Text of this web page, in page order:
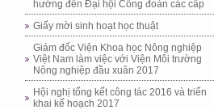
hướng đến Đại hội Công đoàn các cấp
Giấy mời sinh hoạt học thuật
Giám đốc Viện Khoa học Nông nghiệp
Việt Nam làm việc với Viện Môi trường
Nông nghiệp đầu xuân 2017
Hội nghị tổng kết công tác 2016 và triển
khai kế hoạch 2017